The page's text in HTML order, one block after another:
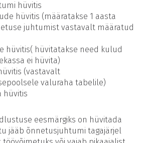
hüvitis
hüvitis (määratakse 1 aasta
juhtumist vastavalt määratud
hüvitis( hüvitatakse need kulud
ei hüvita)
(vastavalt
valuraha tabelile)
hüvitis
eesmärgiks on hüvitada
jääb õnnetusjuhtumi tagajärjel